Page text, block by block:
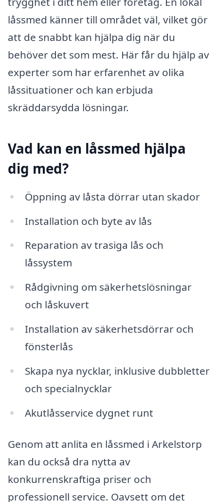
låssmed känner till området väl, vilket gör
att de snabbt kan hjälpa dig när du
behöver det som mest. Här får du hjälp av
experter som har erfarenhet av olika
låssituationer och kan erbjuda
skräddarsydda lösningar.
Vad kan en låssmed hjälpa
dig med?
Öppning av låsta dörrar utan skador
Installation och byte av lås
Reparation av trasiga lås och
låssystem
Rådgivning om säkerhetslösningar
och låskuvert
Installation av säkerhetsdörrar och
fönsterlås
Skapa nya nycklar, inklusive dubbletter
och specialnycklar
Akutlåsservice dygnet runt
Genom att anlita en låssmed i Arkelstorp
kan du också dra nytta av
konkurrenskraftiga priser och
professionell service. Oavsett om det